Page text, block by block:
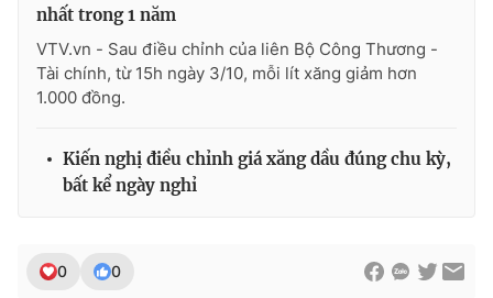
THỜI BÁO VTV
Cơ quan chủ quản:
nhất trong 1 năm
VTV.vn - Sau điều chỉnh của liên Bộ Công Thương -
Tài chính, từ 15h ngày 3/10, mỗi lít xăng giảm hơn
1.000 đồng.
Kiến nghị điều chỉnh giá xăng dầu đúng chu kỳ,
bất kể ngày nghỉ
0 0